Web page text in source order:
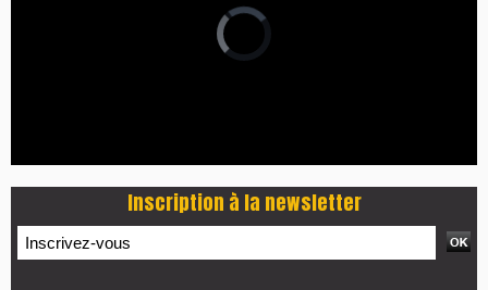
Inscription à la newsletter